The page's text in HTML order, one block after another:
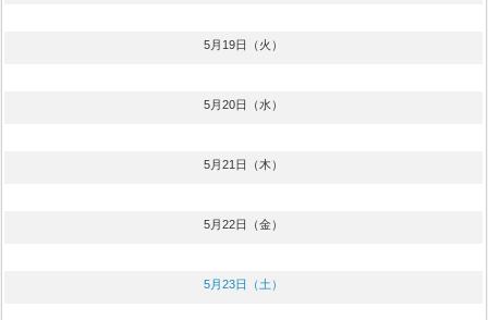
5月19日（火）
5月20日（水）
5月21日（木）
5月22日（金）
5月23日（土）